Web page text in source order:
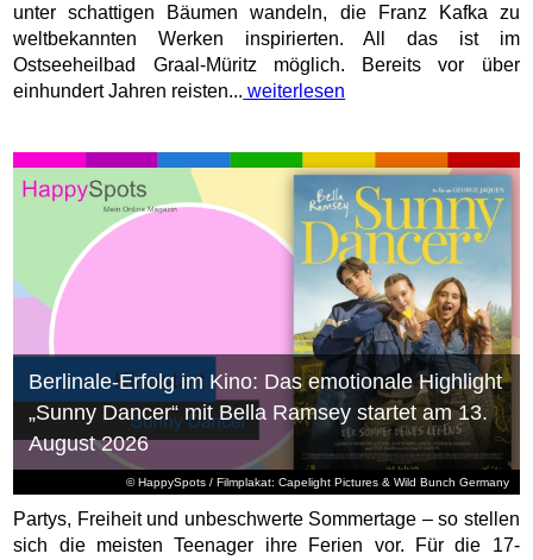
unter schattigen Bäumen wandeln, die Franz Kafka zu
weltbekannten Werken inspirierten. All das ist im
Ostseeheilbad Graal-Müritz möglich. Bereits vor über
einhundert Jahren reisten... weiterlesen
© HappySpots / Filmplakat: Capelight Pictures & Wild Bunch Germany
Berlinale-Erfolg im Kino: Das emotionale Highlight
„Sunny Dancer“ mit Bella Ramsey startet am 13.
August 2026
Partys, Freiheit und unbeschwerte Sommertage – so stellen
sich die meisten Teenager ihre Ferien vor. Für die 17-